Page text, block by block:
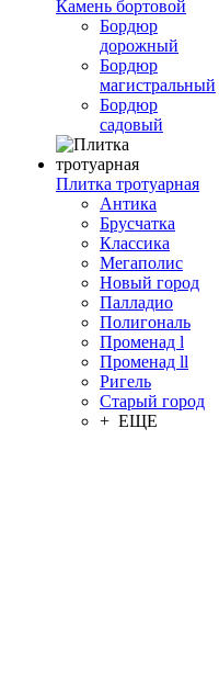
Камень бортовой
Бордюр
дорожный
Бордюр
магистральный
Бордюр
садовый
Плитка тротуарная
Антика
Брусчатка
Классика
Мегаполис
Новый город
Палладио
Полигональ
Променад l
Променад ll
Ригель
Старый город
+ ЕЩЕ